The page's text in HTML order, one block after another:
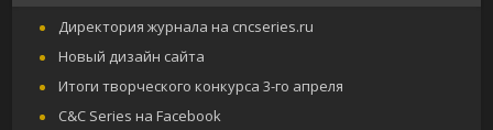
Директория журнала на cncseries.ru
Новый дизайн сайта
Итоги творческого конкурса 3-го апреля
C&C Series на Facebook